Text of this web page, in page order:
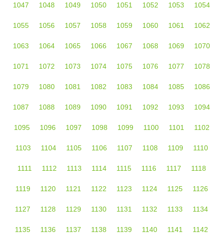
1047 1048 1049 1050 1051 1052 1053 1054
1055 1056 1057 1058 1059 1060 1061 1062
1063 1064 1065 1066 1067 1068 1069 1070
1071 1072 1073 1074 1075 1076 1077 1078
1079 1080 1081 1082 1083 1084 1085 1086
1087 1088 1089 1090 1091 1092 1093 1094
1095 1096 1097 1098 1099 1100 1101 1102
1103 1104 1105 1106 1107 1108 1109 1110
1111 1112 1113 1114 1115 1116 1117 1118
1119 1120 1121 1122 1123 1124 1125 1126
1127 1128 1129 1130 1131 1132 1133 1134
1135 1136 1137 1138 1139 1140 1141 1142